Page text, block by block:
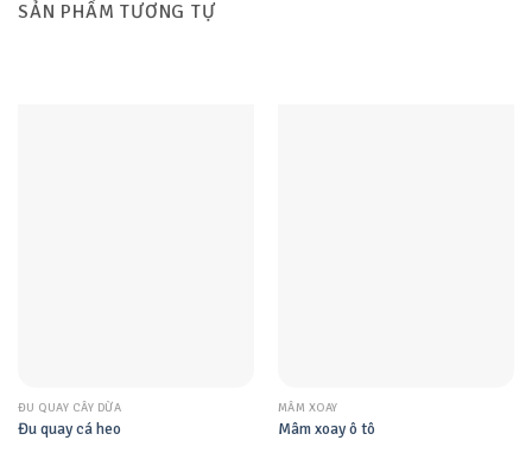
SẢN PHẨM TƯƠNG TỰ
ĐU QUAY CÂY DỪA
Đu quay cá heo
MÂM XOAY
Mâm xoay ô tô